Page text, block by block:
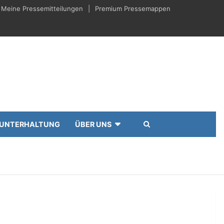
Meine Pressemitteilungen Premium Pressemappen
UNTERHALTUNG ÜBER UNS